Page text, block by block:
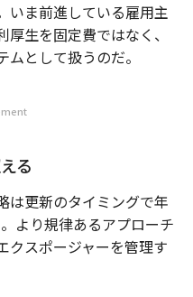
いま前進している雇用主
生を固定費ではなく、
として扱うのだ。
る
は更新のタイミングで年
より規律あるアプローチ
クスポージャーを管理す